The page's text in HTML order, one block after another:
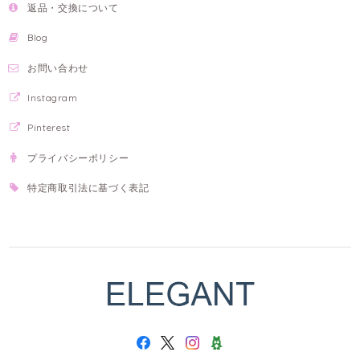
返品・交換について
Blog
お問い合わせ
Instagram
Pinterest
プライバシーポリシー
特定商取引法に基づく表記